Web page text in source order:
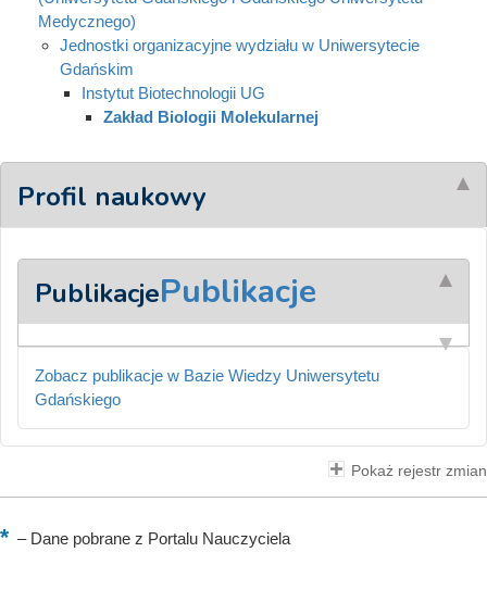
Medycznego)
Jednostki organizacyjne wydziału w Uniwersytecie
Gdańskim
Instytut Biotechnologii UG
Zakład Biologii Molekularnej
Profil naukowy
PublikacjePublikacje
Zobacz publikacje w Bazie Wiedzy Uniwersytetu
Gdańskiego
Pokaż rejestr zmian
–Dane pobrane z Portalu Nauczyciela